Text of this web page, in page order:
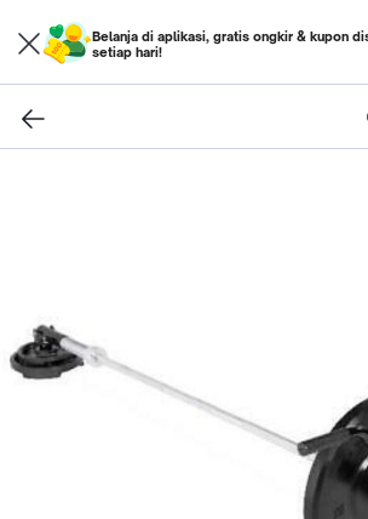
Belanja di aplikasi, gratis ongkir & kupon
setiap hari!